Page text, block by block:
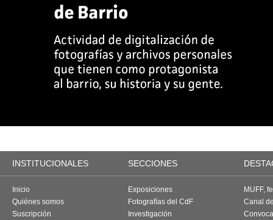
INSTITUCIONALES SECCIONES
Inicio
Quiénes somos
Suscripción
Exposiciones
Fotografías del CdF
Investigación
MUFF,
Canal